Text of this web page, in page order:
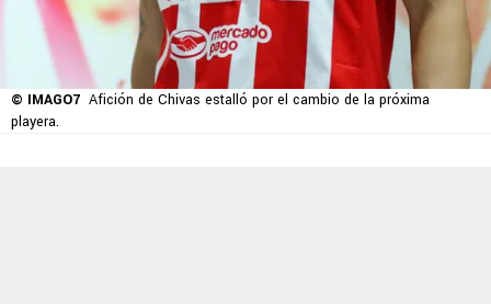
© IMAGO7 Afición de Chivas estalló por el cambio de la próxima
playera.